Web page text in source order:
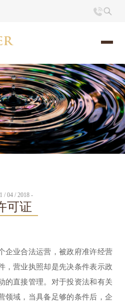
/ 04 / 2018 -
可证
企业合法运营，被政府准许经营
，营业执照却是先决条件表示政
的直接管理。对于投资法和有关
领域，当具备足够的条件后，企